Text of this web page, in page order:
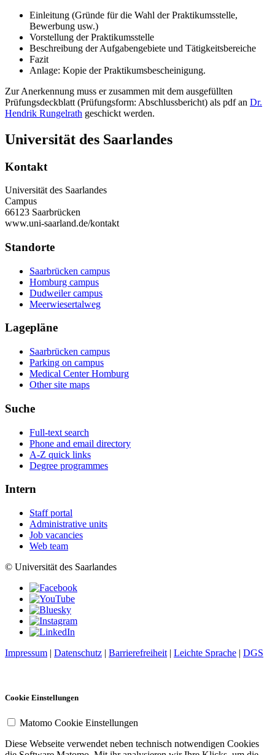
Einleitung (Gründe für die Wahl der Praktikumsstelle,
Bewerbung usw.)
Vorstellung der Praktikumsstelle
Beschreibung der Aufgabengebiete und Tätigkeitsbereiche
Fazit
Anlage: Kopie der Praktikumsbescheinigung.
Zur Anerkennung muss er zusammen mit dem ausgefüllten
Prüfungsdeckblatt (Prüfungsform: Abschlussbericht) als pdf an Dr.
Hendrik Rungelrath geschickt werden.
Universität des Saarlandes
Kontakt
Universität des Saarlandes
Campus
66123 Saarbrücken
www.uni-saarland.de/kontakt
Standorte
Saarbrücken campus
Homburg campus
Dudweiler campus
Meerwiesertalweg
Lagepläne
Saarbrücken campus
Parking on campus
Medical Center Homburg
Other site maps
Suche
Full-text search
Phone and email directory
A-Z quick links
Degree programmes
Intern
Staff portal
Administrative units
Job vacancies
Web team
© Universität des Saarlandes
Impressum | Datenschutz | Barrierefreiheit | Leichte Sprache | DGS
Cookie Einstellungen
Matomo Cookie Einstellungen
Diese Webseite verwendet neben technisch notwendigen Cookies